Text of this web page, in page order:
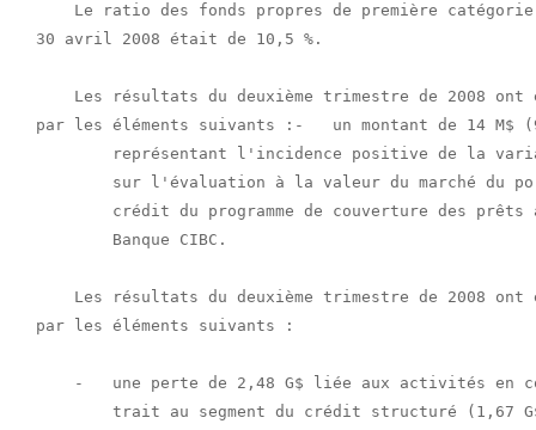
Le ratio des fonds propres de première
30 avril 2008 était de 10,5 %.
Les résultats du deuxième trimestre de 2008 ont
par les éléments suivants :-   un montant de 14 M$
représentant l'incidence positive de la
sur l'évaluation à la valeur du marché du
crédit du programme de couverture des prêts
        Banque CIBC.
Les résultats du deuxième trimestre de 2008 ont
par les éléments suivants :
-   une perte de 2,48 G$ liée aux activités en
trait au segment du crédit structuré (1,67